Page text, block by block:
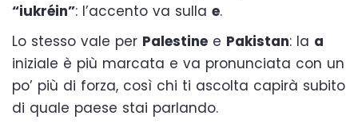
“iukréin”: l’accento va sulla e.
Lo stesso vale per Palestine e Pakistan: la a
iniziale è più marcata e va pronunciata con un
po’ più di forza, così chi ti ascolta capirà subito
di quale paese stai parlando.